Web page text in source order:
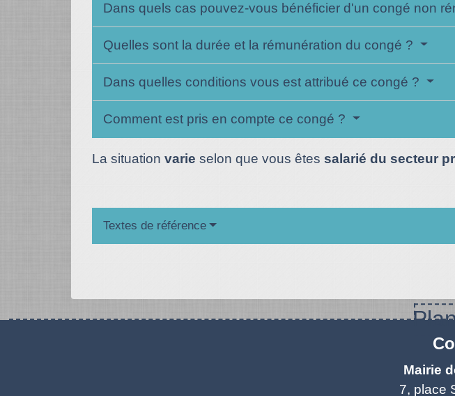
Dans quels cas pouvez-vous bénéficier d'un congé non
Quelles sont la durée et la rémunération du congé ?
Dans quelles conditions vous est attribué ce congé ?
Comment est pris en compte ce congé ?
La situation varie selon que vous êtes salarié du secteur
Textes de référence
Mairie
7, place